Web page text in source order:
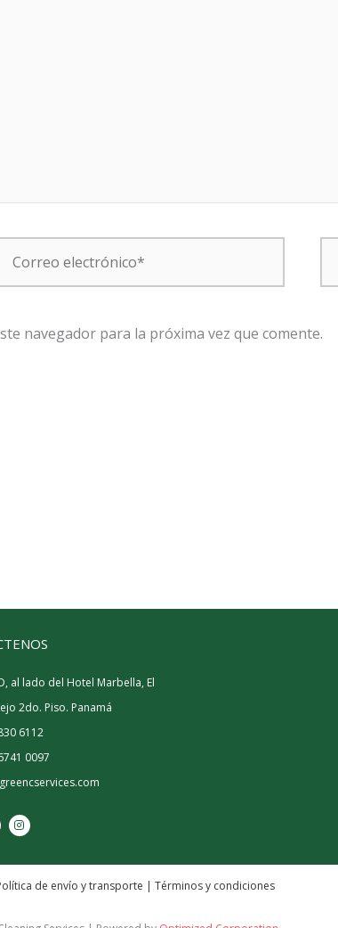
electrónico*
navegador para la próxima vez que comente.
al lado del Hotel Marbella, El
2do. Piso. Panamá
6112
0097
I
n
s
r
a de envío y transporte | Términos y condiciones